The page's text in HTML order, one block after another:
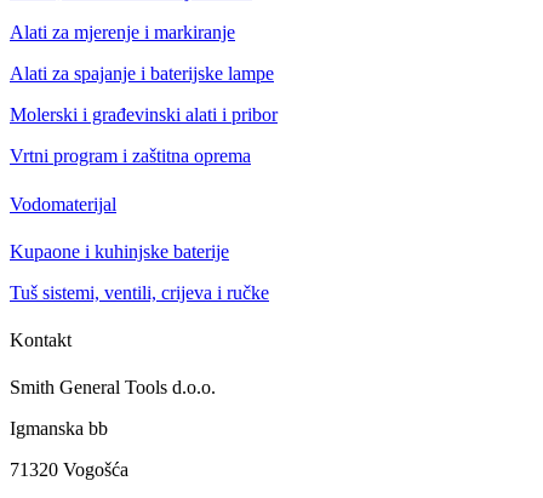
Alati za mjerenje i markiranje
Alati za spajanje i baterijske lampe
Molerski i građevinski alati i pribor
Vrtni program i zaštitna oprema
Vodomaterijal
Kupaone i kuhinjske baterije
Tuš sistemi, ventili, crijeva i ručke
Kontakt
Smith General Tools d.o.o.
Igmanska bb
71320 Vogošća